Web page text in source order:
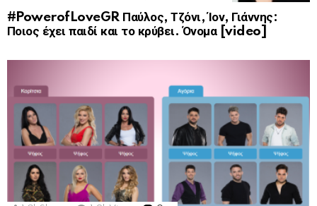
#PowerofLoveGR Παύλος, Τζόνι, Ίον, Γιάννης:
Ποιος έχει παιδί και το κρύβει. Όνομα [video]